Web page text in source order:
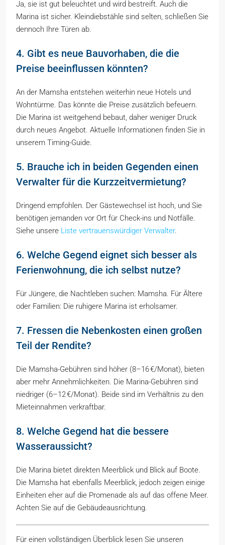
Ja, sie ist gut beleuchtet und wird bestreift. Auch die
Marina ist sicher. Kleindiebstähle sind selten, schließen Sie
dennoch Ihre Türen ab.
4. Gibt es neue Bauvorhaben, die die
Preise beeinflussen könnten?
An der Mamsha entstehen weiterhin neue Hotels und
Wohntürme. Das könnte die Preise zusätzlich befeuern.
Die Marina ist weitgehend bebaut, daher weniger Druck
durch neues Angebot. Aktuelle Informationen finden Sie in
unserem Timing-Guide.
5. Brauche ich in beiden Gegenden einen
Verwalter für die Kurzzeitvermietung?
Dringend empfohlen. Der Gästewechsel ist hoch, und Sie
benötigen jemanden vor Ort für Check-ins und Notfälle.
Siehe unsere Liste vertrauenswürdiger Verwalter.
6. Welche Gegend eignet sich besser als
Ferienwohnung, die ich selbst nutze?
Für Jüngere, die Nachtleben suchen: Mamsha. Für Ältere
oder Familien: Die ruhigere Marina ist erholsamer.
7. Fressen die Nebenkosten einen großen
Teil der Rendite?
Die Mamsha-Gebühren sind höher (8–16 €/Monat), bieten
aber mehr Annehmlichkeiten. Die Marina-Gebühren sind
niedriger (6–12 €/Monat). Beide sind im Verhältnis zu den
Mieteinnahmen verkraftbar.
8. Welche Gegend hat die bessere
Wasseraussicht?
Die Marina bietet direkten Meerblick und Blick auf Boote.
Die Mamsha hat ebenfalls Meerblick, jedoch zeigen einige
Einheiten eher auf die Promenade als auf das offene Meer.
Achten Sie auf die Gebäudeausrichtung.
Für einen vollständigen Überblick lesen Sie unseren